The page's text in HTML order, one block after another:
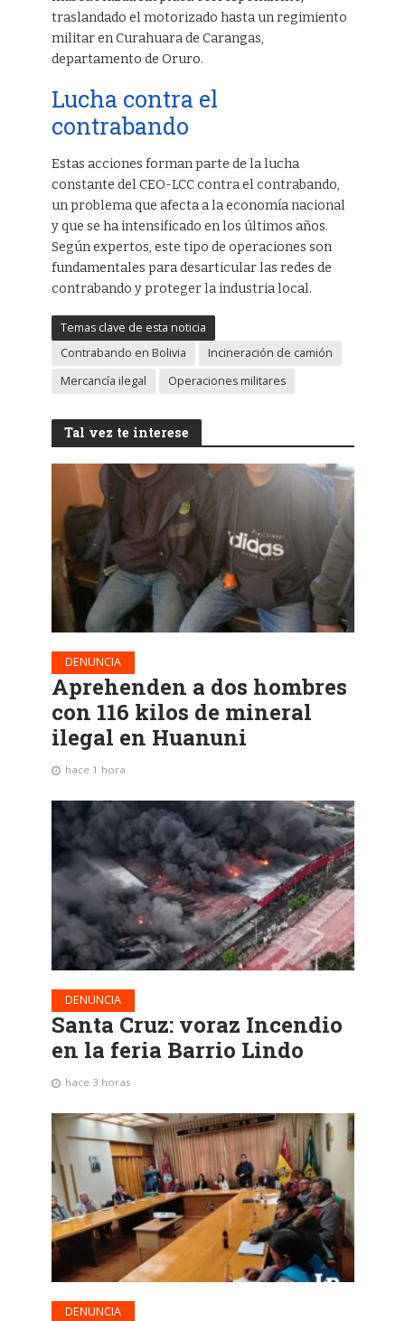
traslandado el motorizado hasta un regimiento
militar en Curahuara de Carangas,
departamento de Oruro.
Lucha contra el
contrabando
Estas acciones forman parte de la lucha
constante del CEO-LCC contra el contrabando,
un problema que afecta a la economía nacional
y que se ha intensificado en los últimos años.
Según expertos, este tipo de operaciones son
fundamentales para desarticular las redes de
contrabando y proteger la industria local.
Temas clave de esta noticia
Contrabando en Bolivia
Incineración de camión
Mercancía ilegal
Operaciones militares
Tal vez te interese
DENUNCIA
Aprehenden a dos hombres
con 116 kilos de mineral
ilegal en Huanuni
hace 1 hora
DENUNCIA
Santa Cruz: voraz Incendio
en la feria Barrio Lindo
hace 3 horas
DENUNCIA